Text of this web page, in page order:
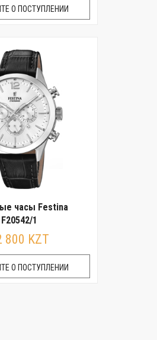
О ПОСТУПЛЕНИИ
часы Festina
F20542/1
800 KZT
О ПОСТУПЛЕНИИ